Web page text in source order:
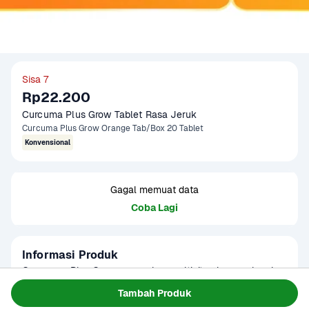
Tambah Produk
Sisa 7
Rp22.200
Curcuma Plus Grow Tablet Rasa Jeruk
Curcuma Plus Grow Orange Tab/Box 20 Tablet
Konvensional
Gagal memuat data
Coba Lagi
Informasi Produk
Curcuman Plus Grow merupakan multivitamin yang lengkap
minyak ikan, temulawak organik, kalsium dan multivitamin